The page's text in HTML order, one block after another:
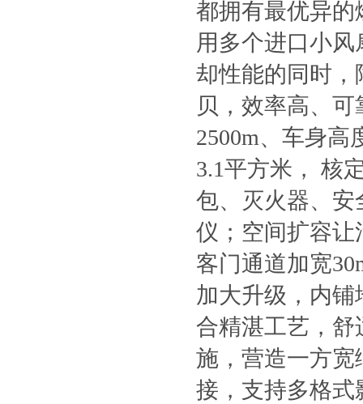
都拥有最优异的
用多个进口小
却性能的同时，
贝，效率高、
2500m、车身高
3.1平方米， 核
包、灭火器、
仪；空间扩容让
客门通道加宽
加大升级，内
合精湛工艺，
施，营造一方
接，支持多格